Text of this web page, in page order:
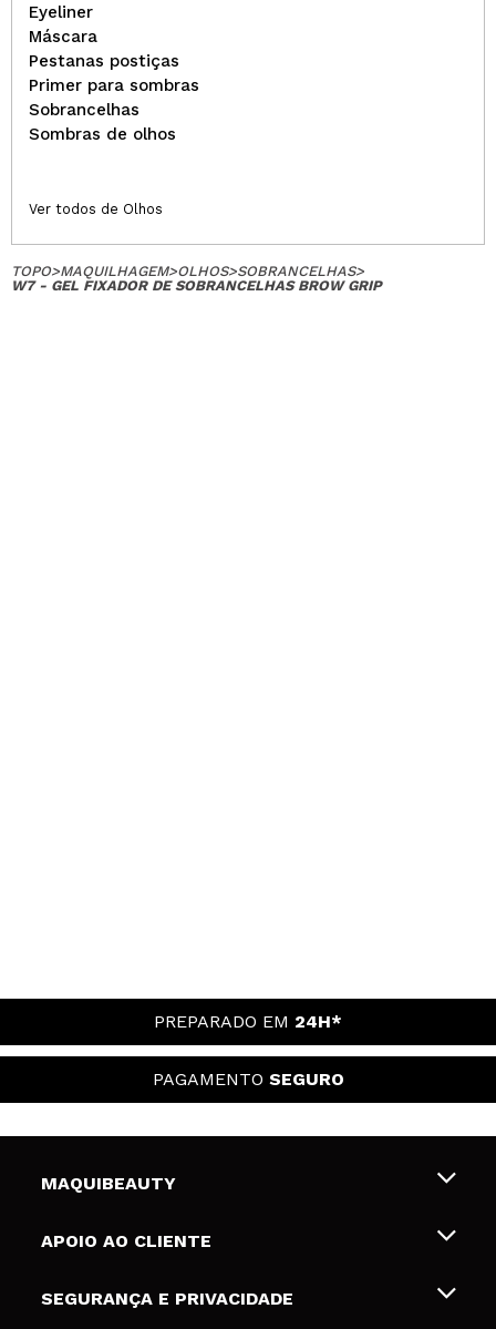
Eyeliner
Máscara
Pestanas postiças
Primer para sombras
Sobrancelhas
Sombras de olhos
Ver todos de Olhos
TOPO>MAQUILHAGEM>OLHOS>SOBRANCELHAS>
W7 - GEL FIXADOR DE SOBRANCELHAS BROW GRIP
PREPARADO EM 24H*
PAGAMENTO SEGURO
MAQUIBEAUTY
Sobre nós
Gift Cards
APOIO AO CLIENTE
Envios e Devoluções
SEGURANÇA E PRIVACIDADE